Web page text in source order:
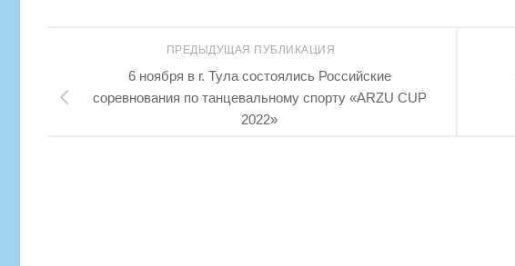
ПРЕДЫДУЩАЯ ПУБЛИКАЦИЯ
6 ноября в г. Тула состоялись Российские
соревнования по танцевальному спорту «ARZU CUP
2022»